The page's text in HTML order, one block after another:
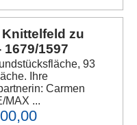
zu
1679/1597
93
Ihre
Carmen
MAX ...